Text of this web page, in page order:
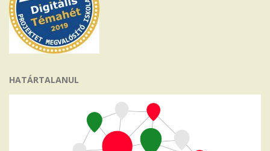
HATÁRTALANUL